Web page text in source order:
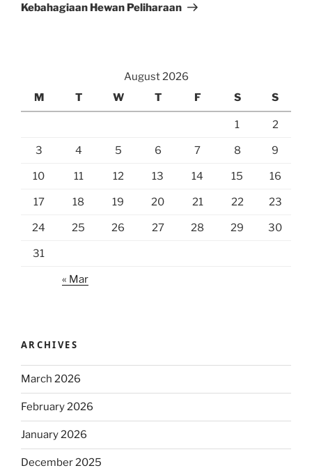
Kebahagiaan Hewan Peliharaan
August 2026
M
T W T F S S
1 2
3 4 5 6 7 8 9
10 11 12 13 14 15 16
17 18 19 20 21 22 23
24 25 26 27 28 29 30
31
« Mar
ARCHIVES
March 2026
February 2026
January 2026
December 2025